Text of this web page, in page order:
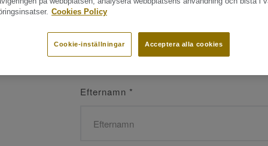
Namn
Efternamn *
Cookies Policy
Acceptera alla cookies
Cookie-inställningar